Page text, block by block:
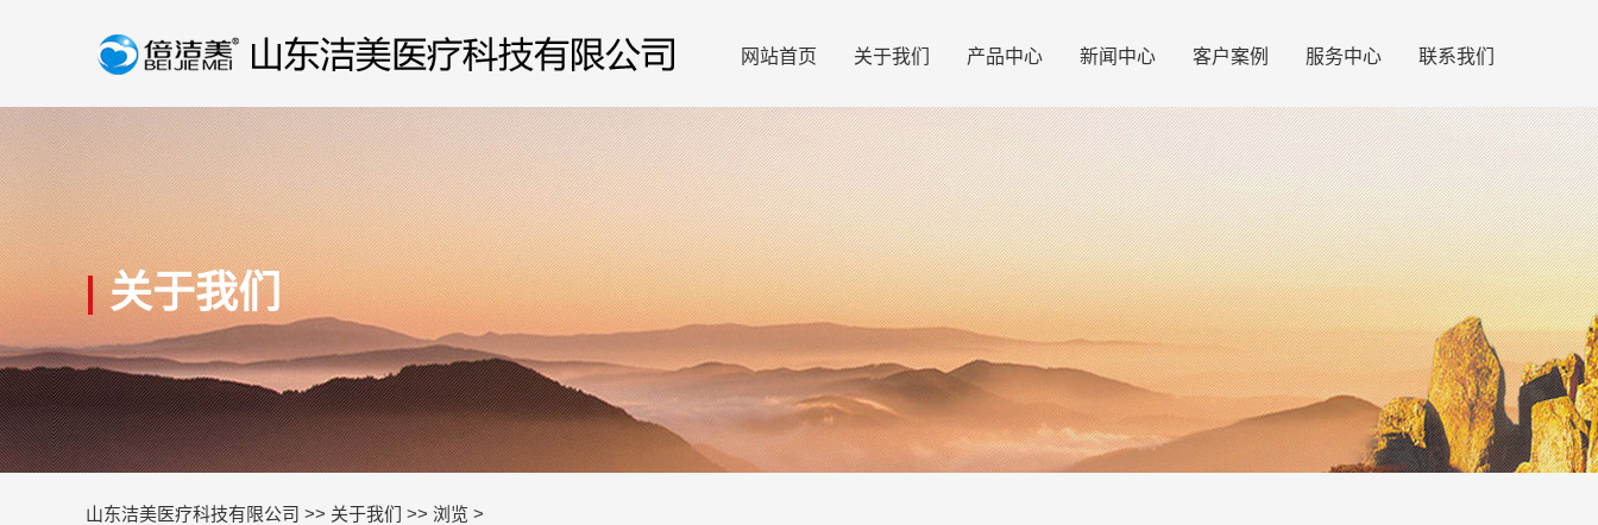
网站首页 关于我们 产品中心 新闻中心 客户案例 服务中心 联系我们
关于我们
山东洁美医疗科技有限公司 >> 关于我们 >> 浏览 >